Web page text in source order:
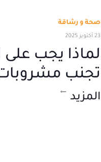
صحة و رشاقة
23 أكتوبر 2025
لماذا يجب على
تجنب
المزيد